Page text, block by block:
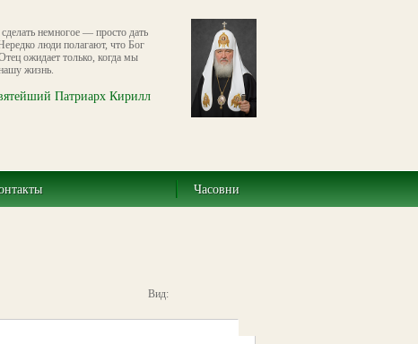
немногое — просто дать
люди полагают, что Бог
ожидает только, когда мы
жизнь.
Патриарх Кирилл
Часовни
Вид: